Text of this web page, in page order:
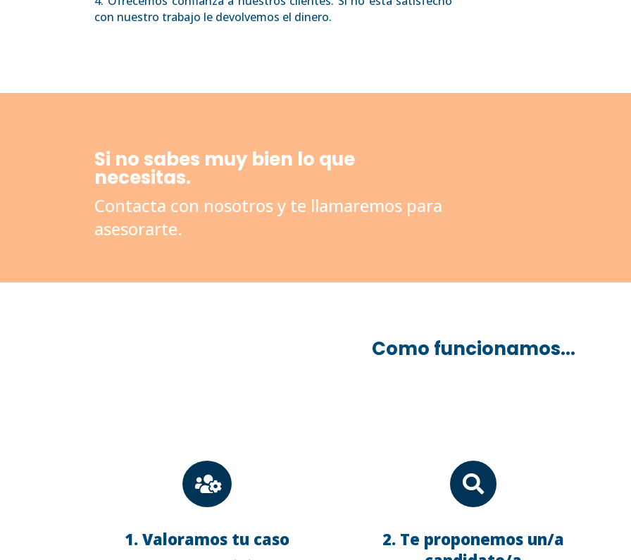
con nuestro trabajo le devolvemos el dinero.
Si no sabes muy bien lo que
necesitas.
Contacta con nosotros y te llamaremos para
asesorarte.
Como funcionamos...

1. Valoramos tu caso

2. Te proponemos un/a